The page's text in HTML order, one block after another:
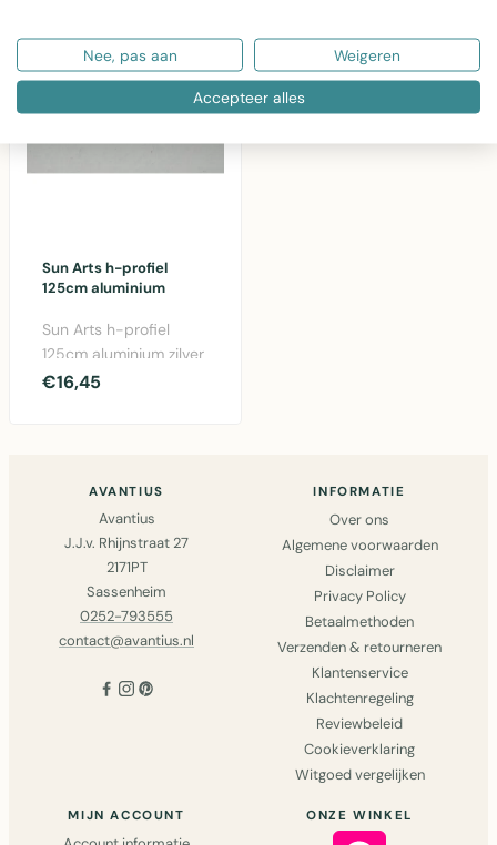
Sun Arts h-profiel
125cm aluminium
Sun Arts h-profiel
125cm aluminium zilver
- montageprofielstrip
€16,45
AVANTIUS
Avantius
J.J.v. Rhijnstraat 27
2171PT
Sassenheim
0252-793555
contact@avantius.nl
INFORMATIE
Over ons
Algemene voorwaarden
Disclaimer
Privacy Policy
Betaalmethoden
Verzenden & retourneren
Klantenservice
Klachtenregeling
Reviewbeleid
Cookieverklaring
Witgoed vergelijken
MIJN ACCOUNT ONZE WINKEL
Nee, pas aan Weigeren
Accepteer alles